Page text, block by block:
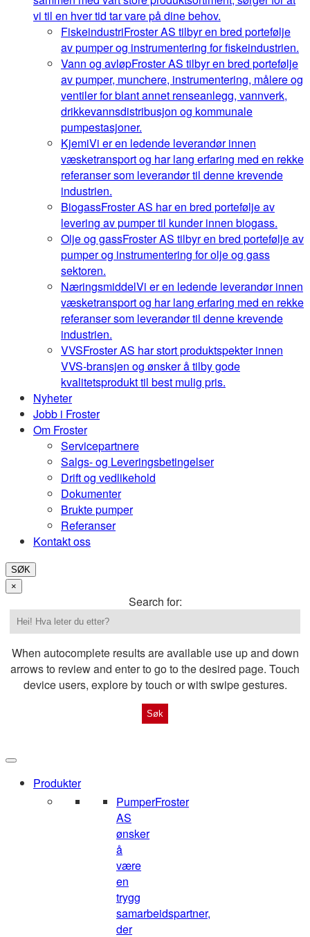
vi til en hver tid tar vare på dine behov.
FiskeindustriFroster AS tilbyr en bred portefølje
av pumper og instrumentering for fiskeindustrien.
Vann og avløpFroster AS tilbyr en bred portefølje
av pumper, munchere, instrumentering, målere og
ventiler for blant annet renseanlegg, vannverk,
drikkevannsdistribusjon og kommunale
pumpestasjoner.
KjemiVi er en ledende leverandør innen
væsketransport og har lang erfaring med en rekke
referanser som leverandør til denne krevende
industrien.
BiogassFroster AS har en bred portefølje av
levering av pumper til kunder innen biogass.
Olje og gassFroster AS tilbyr en bred portefølje av
pumper og instrumentering for olje og gass
sektoren.
NæringsmiddelVi er en ledende leverandør innen
væsketransport og har lang erfaring med en rekke
referanser som leverandør til denne krevende
industrien.
VVSFroster AS har stort produktspekter innen
VVS-bransjen og ønsker å tilby gode
kvalitetsprodukt til best mulig pris.
Nyheter
Jobb i Froster
Om Froster
Servicepartnere
Salgs- og Leveringsbetingelser
Drift og vedlikehold
Dokumenter
Brukte pumper
Referanser
Kontakt oss
SØK
×
Search for:
When autocomplete results are available use up and down
arrows to review and enter to go to the desired page. Touch
device users, explore by touch or with swipe gestures.
Produkter
PumperFroster
AS
ønsker
å
være
en
trygg
samarbeidspartner,
der